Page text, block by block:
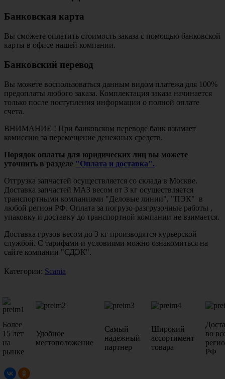
Банковская карта
Вы сможете оплатить стоимость заказа с помощью банковской
карты в офисе нашей компании.
Банковский перевод
Вы можете воспользоваться данным видом платежа для 100%
предоплаты любого заказа. Комплектация заказа начинается
только после поступления информации о полной оплате
счета.
ВНИМАНИЕ ! При банковском переводе банк взымает
комиссию за перемещение денежных средств.
Порядок оплаты для юридических лиц вы можете
уточнить в разделе "Оплата и доставка".
Отгрузка запчастей осуществляется со склада в Москве.
Доставка запчастей МАЗ весом от 3 кг осуществляется
транспортными компаниями "Деловые линии", "ПЭК" в
любой регион РФ. Оплата за погрузо-разгрузочные работы ,
упаковку и доставку до транспортной компании не взимается.
Доставка грузов весом до 3 кг производятся курьерской
службой. С тарифами и условиями можно ознакомиться на
сайте компании "СДЭК".
Категории: Scania
Более
15 лет
на
рынке
Удобное
местоположение
Самый
надежный
партнер
Широкий
ассортимент
товара
во
РФ